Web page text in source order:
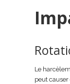
Le
peut